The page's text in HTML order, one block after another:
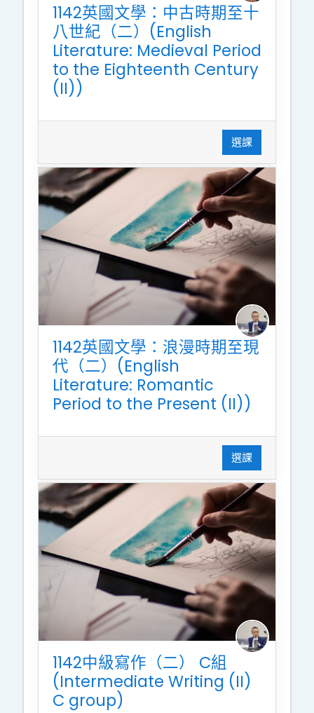
1142英國文學：中古時期至十
八世紀（二）(English
Literature: Medieval Period
to the Eighteenth Century
(II))
選課
1142英國文學：浪漫時期至現
代（二）(English
Literature: Romantic
Period to the Present (II))
選課
1142中級寫作（二） C組
(Intermediate Writing (II)
C group)